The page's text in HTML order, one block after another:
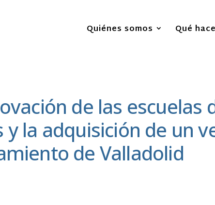
Quiénes somos Qué
de las escuelas
y la adquisición de un
de Valladolid